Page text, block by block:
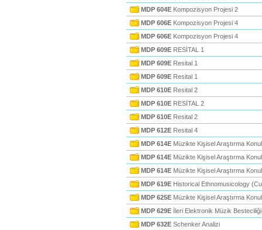
MDP 604E Kompozisyon Projesi 2
MDP 606E Kompozisyon Projesi 4
MDP 606E Kompozisyon Projesi 4
MDP 609E RESİTAL 1
MDP 609E Resital 1
MDP 609E Resital 1
MDP 610E Resital 2
MDP 610E RESİTAL 2
MDP 610E Resital 2
MDP 612E Resital 4
MDP 614E Müzikte Kişisel Araştırma
MDP 614E Müzikte Kişisel Araştırma
MDP 614E Müzikte Kişisel Araştırma
MDP 619E Historical Ethnomusicology
MDP 625E Müzikte Kişisel Araştırma
MDP 629E İleri Elektronik Müzik Besteciliği
MDP 632E Schenker Analizi